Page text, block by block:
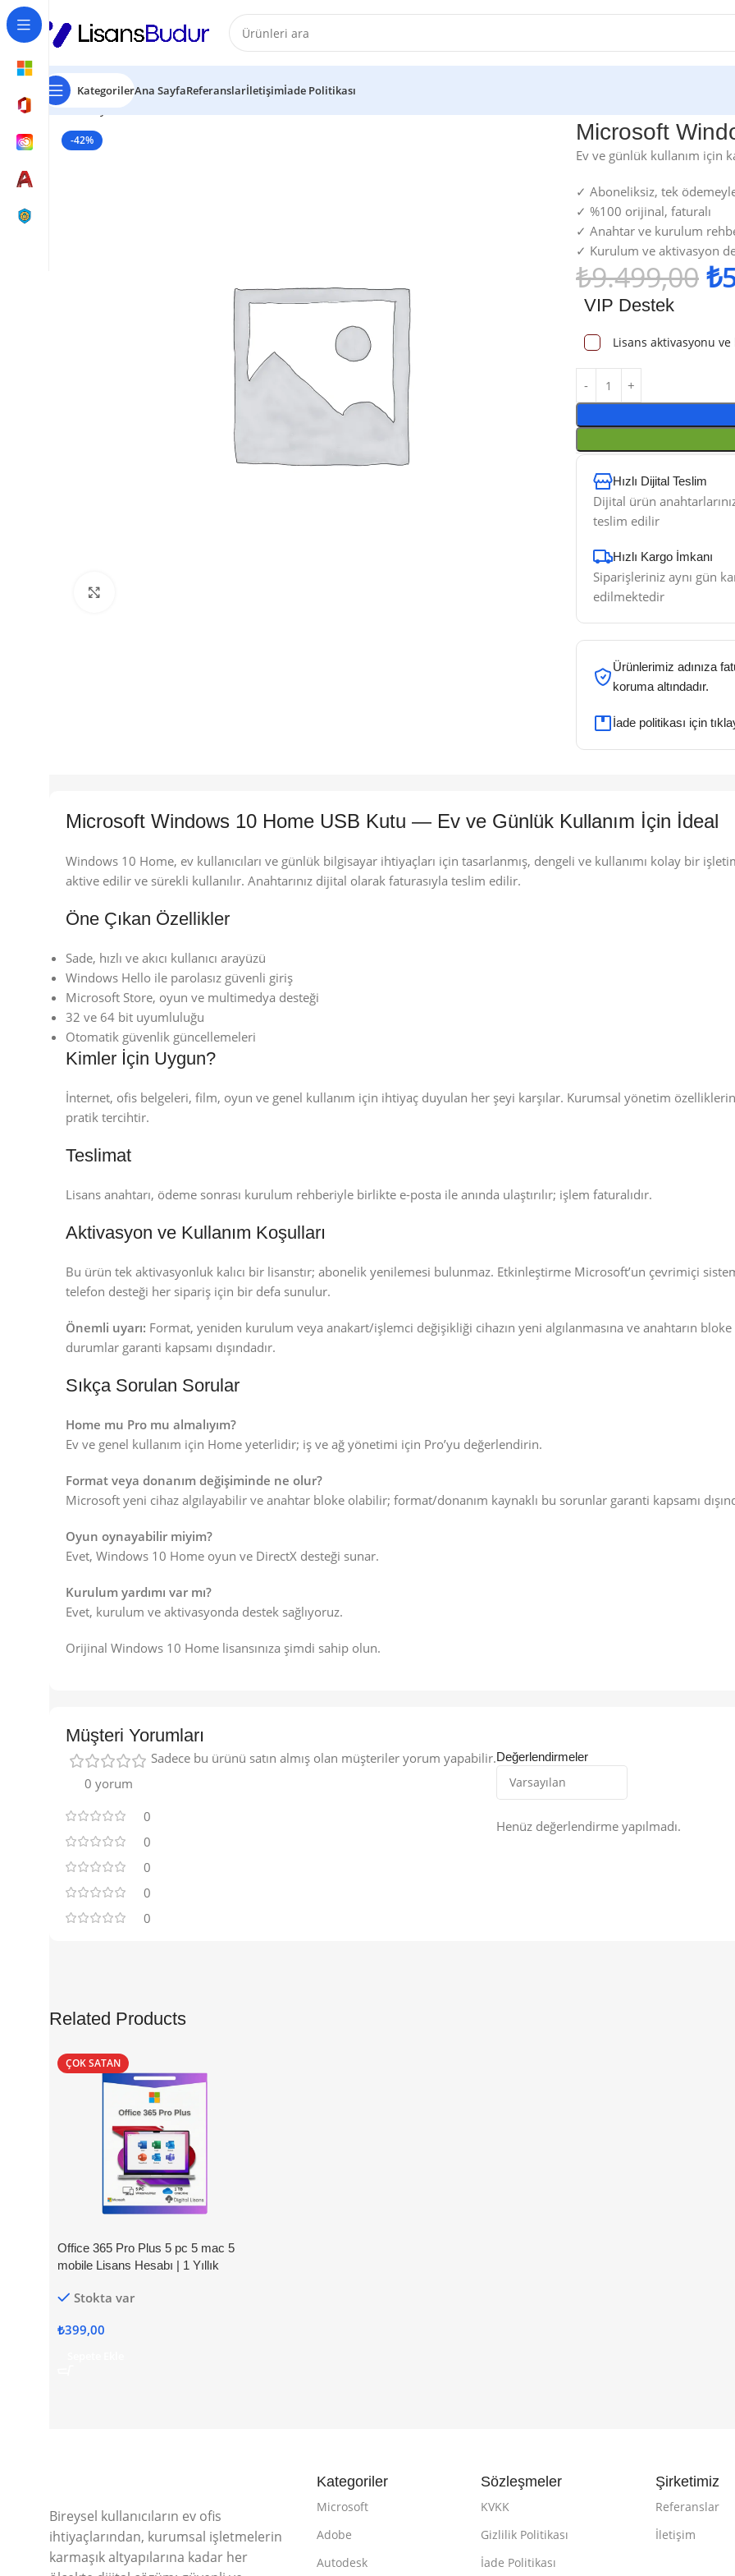
KategorilerAna SayfaReferanslarİletişimİade Politikası
Ana Sayfa Kutulu Lisanslar
-42% Microsoft
Ev ve günlük kullanım için
✓ Aboneliksiz, tek
✓ %100 orijinal, faturalı
✓ Anahtar ve kurulum
✓ Kurulum ve aktivasyon
₺9.499,00₺
VIP Destek
Lisans aktivasyonu
Hızlı Dijital Teslim
Dijital ürün
teslim edilir
Hızlı Kargo İmkanı
Siparişleriniz aynı gün
edilmektedir
Ürünlerimiz adınıza
koruma altındadır.
İade politikası için
Microsoft Windows 10 Home USB Kutu — Ev ve Günlük Kullanım İçin İdeal
Windows 10 Home, ev kullanıcıları ve günlük bilgisayar ihtiyaçları için tasarlanmış, dengeli ve kullanımı kolay bir
aktive edilir ve sürekli kullanılır. Anahtarınız dijital olarak faturasıyla teslim edilir.
Öne Çıkan Özellikler
Sade, hızlı ve akıcı kullanıcı arayüzü
Windows Hello ile parolasız güvenli giriş
Microsoft Store, oyun ve multimedya desteği
32 ve 64 bit uyumluluğu
Otomatik güvenlik güncellemeleri
Kimler İçin Uygun?
İnternet, ofis belgeleri, film, oyun ve genel kullanım için ihtiyaç duyulan her şeyi karşılar. Kurumsal yönetim
pratik tercihtir.
Teslimat
Lisans anahtarı, ödeme sonrası kurulum rehberiyle birlikte e-posta ile anında ulaştırılır; işlem faturalıdır.
Aktivasyon ve Kullanım Koşulları
Bu ürün tek aktivasyonluk kalıcı bir lisanstır; abonelik yenilemesi bulunmaz. Etkinleştirme Microsoft’un çevrimiçi
telefon desteği her sipariş için bir defa sunulur.
Önemli uyarı: Format, yeniden kurulum veya anakart/işlemci değişikliği cihazın yeni algılanmasına ve anahtarın
durumlar garanti kapsamı dışındadır.
Sıkça Sorulan Sorular
Home mu Pro mu almalıyım?
Ev ve genel kullanım için Home yeterlidir; iş ve ağ yönetimi için Pro’yu değerlendirin.
Format veya donanım değişiminde ne olur?
Microsoft yeni cihaz algılayabilir ve anahtar bloke olabilir; format/donanım kaynaklı bu sorunlar garanti kapsamı
Oyun oynayabilir miyim?
Evet, Windows 10 Home oyun ve DirectX desteği sunar.
Kurulum yardımı var mı?
Evet, kurulum ve aktivasyonda destek sağlıyoruz.
Orijinal Windows 10 Home lisansınıza şimdi sahip olun.
Müşteri Yorumları
0 yorum
0
0
0
0
0
Değerlendirmeler
Henüz değerlendirme yapılmadı.
Sadece bu ürünü satın almış olan müşteriler yorum yapabilir.
Related Products
ÇOK SATAN
Office 365 Pro Plus 5 pc 5 mac 5
mobile Lisans Hesabı | 1 Yıllık
Stokta var
₺399,00
Bireysel kullanıcıların ev ofis
ihtiyaçlarından, kurumsal işletmelerin
karmaşık altyapılarına kadar her
Kategoriler
Microsoft
Adobe
Autodesk
Sözleşmeler
KVKK
Gizlilik Politikası
İade Politikası
Şirketimiz
Referanslar
İletişim